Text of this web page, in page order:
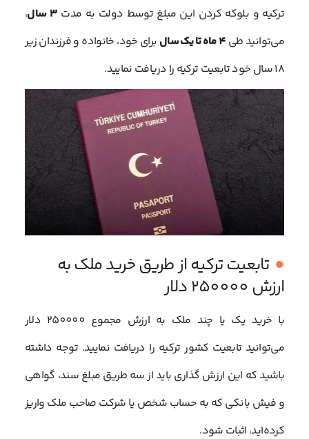
ترکیه و بلوکه کردن این مبلغ توسط دولت به مدت 3 سال
،
می‌توانید طی 4 ماه تا یک سال
برای خود، خانواده و فرزندان زیر
18 سال خود تابعیت ترکیه را دریافت نمایید.
تابعیت ترکیه از طریق خرید ملک به
ارزش 250000 دلار
با خرید یک یا چند ملک به ارزش مجموع 250000 دلار
می‌توانید تابعیت کشور ترکیه را دریافت نمایید. توجه داشته
باشید که این ارزش گذاری باید از سه طریق مبلغ سند، گواهی
و فیش بانکی که به حساب شخص یا شرکت صاحب ملک واریز
کرده‌اید، اثبات شود.